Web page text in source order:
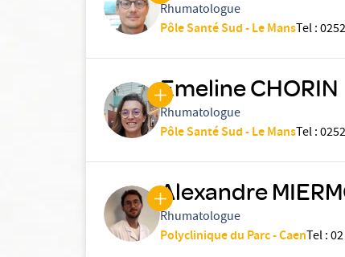
Rhumatologue
Pôle Santé Sud - Le MansTel:
Emeline CHORIN
Rhumatologue
Pôle Santé Sud - Le MansTel:
Alexandre
Rhumatologue
Polyclinique du Parc - CaenTel: